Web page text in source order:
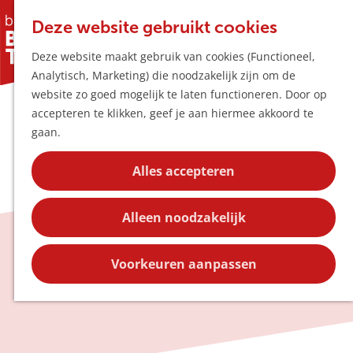
Deze website gebruikt cookies
Deze website maakt gebruik van cookies (Functioneel,
Analytisch, Marketing) die noodzakelijk zijn om de
website zo goed mogelijk te laten functioneren. Door op
accepteren te klikken, geef je aan hiermee akkoord te
gaan.
Alles accepteren
Alleen noodzakelijk
Voorkeuren aanpassen
K
a
r
t
Z
e
k
e
n
e
n
u
Hotspots
Uitagenda
Plan je bezoek
Bereikbaarheid
Overnachten
Kortingen
Blog
Contact
Wat te doen